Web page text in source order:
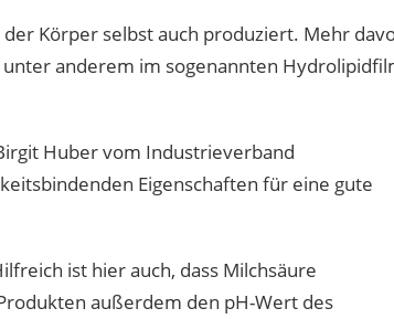
Körper selbst auch produziert. Mehr
anderem im sogenannten
Huber vom Industrieverband
Eigenschaften für eine gute
ist hier auch, dass Milchsäure
außerdem den pH-Wert des